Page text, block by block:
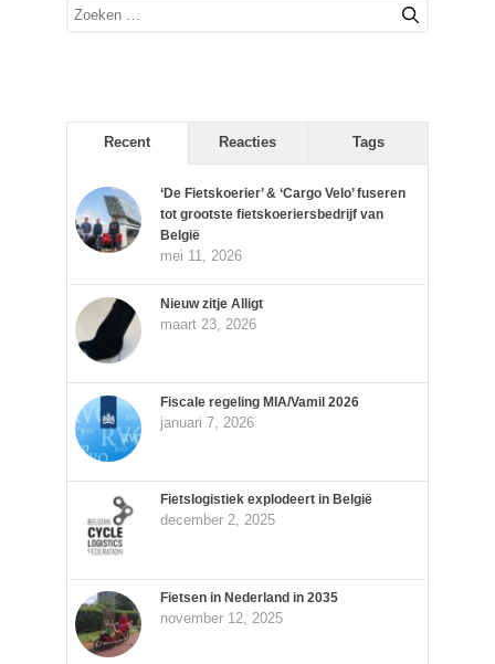
Zoek
Recent Reacties Tags
‘De Fietskoerier’ & ‘Cargo Velo’ fuseren
tot grootste fietskoeriersbedrijf van
België
mei 11, 2026
Nieuw zitje Alligt
maart 23, 2026
Fiscale regeling MIA/Vamil 2026
januari 7, 2026
Fietslogistiek explodeert in België
december 2, 2025
Fietsen in Nederland in 2035
november 12, 2025